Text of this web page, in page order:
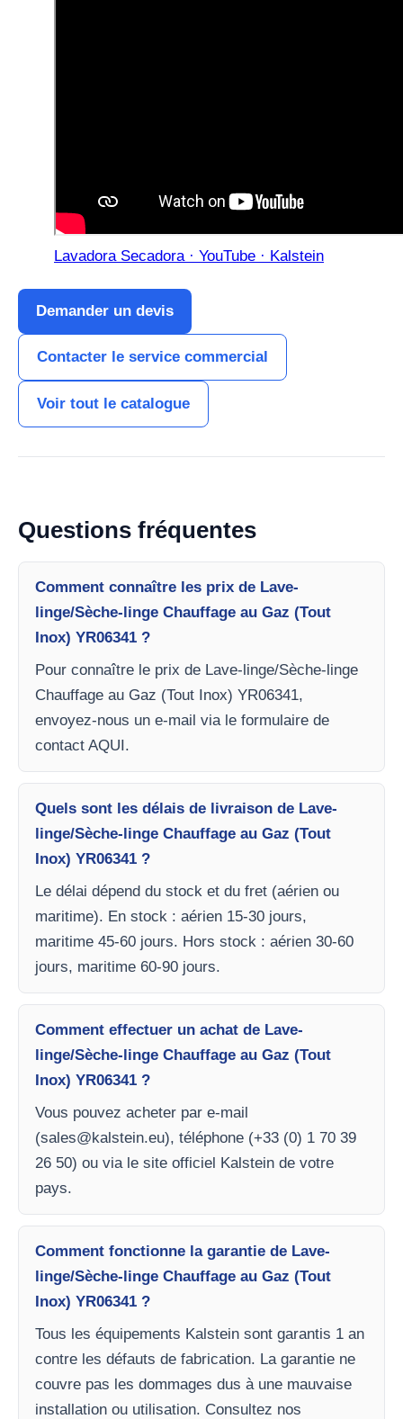
Lavadora Secadora · YouTube · Kalstein
Demander un devis
Contacter le service commercial
Voir tout le catalogue
Questions fréquentes
Comment connaître les prix de Lave-
linge/Sèche-linge Chauffage au Gaz (Tout
Inox) YR06341 ?
Pour connaître le prix de Lave-linge/Sèche-linge
Chauffage au Gaz (Tout Inox) YR06341,
envoyez-nous un e-mail via le formulaire de
contact AQUI.
Quels sont les délais de livraison de Lave-
linge/Sèche-linge Chauffage au Gaz (Tout
Inox) YR06341 ?
Le délai dépend du stock et du fret (aérien ou
maritime). En stock : aérien 15-30 jours,
maritime 45-60 jours. Hors stock : aérien 30-60
jours, maritime 60-90 jours.
Comment effectuer un achat de Lave-
linge/Sèche-linge Chauffage au Gaz (Tout
Inox) YR06341 ?
Vous pouvez acheter par e-mail
(sales@kalstein.eu), téléphone (+33 (0) 1 70 39
26 50) ou via le site officiel Kalstein de votre
pays.
Comment fonctionne la garantie de Lave-
linge/Sèche-linge Chauffage au Gaz (Tout
Inox) YR06341 ?
Tous les équipements Kalstein sont garantis 1 an
contre les défauts de fabrication. La garantie ne
couvre pas les dommages dus à une mauvaise
installation ou utilisation. Consultez nos